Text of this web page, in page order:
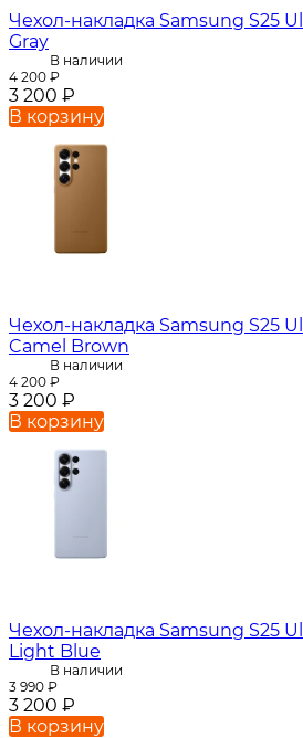
Чехол-накладка Samsung S25
Gray
В наличии
4 200 ₽
3 200 ₽
В корзину
Чехол-накладка Samsung S25
Camel Brown
В наличии
4 200 ₽
3 200 ₽
В корзину
Чехол-накладка Samsung S25
Light Blue
В наличии
3 990 ₽
3 200 ₽
В корзину